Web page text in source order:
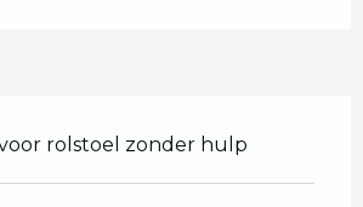
rolstoel zonder hulp